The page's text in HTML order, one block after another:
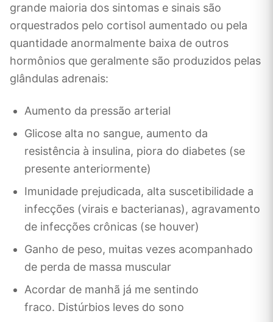
grande maioria dos sintomas e sinais são
orquestrados pelo cortisol aumentado ou pela
quantidade anormalmente baixa de outros
hormônios que geralmente são produzidos pelas
glândulas adrenais:
Aumento da pressão arterial
Glicose alta no sangue, aumento da
resistência à insulina, piora do diabetes (se
presente anteriormente)
Imunidade prejudicada, alta suscetibilidade a
infecções (virais e bacterianas), agravamento
de infecções crônicas (se houver)
Ganho de peso, muitas vezes acompanhado
de perda de massa muscular
Acordar de manhã já me sentindo
fraco. Distúrbios leves do sono